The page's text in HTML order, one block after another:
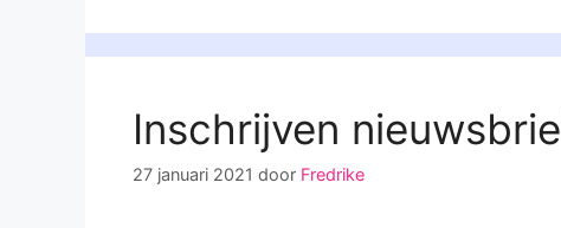
Inschrijven
27 januari 2021 door Fredrike